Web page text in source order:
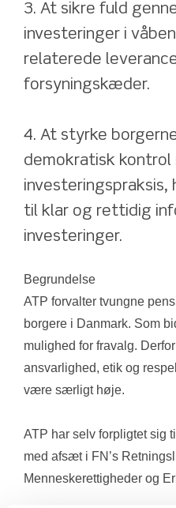
3. At sikre fuld
investeringer i
relaterede
forsyningskæder.
4. At styrke
demokratisk kontrol
investeringspraksis,
til klar og rettidig
investeringer.
Begrundelse
ATP forvalter tvungne
borgere i Danmark. Som
mulighed for fravalg.
ansvarlighed, etik og
være særligt høje.
ATP har selv forpligtet sig
med afsæt i FN’s
Menneskerettigheder og